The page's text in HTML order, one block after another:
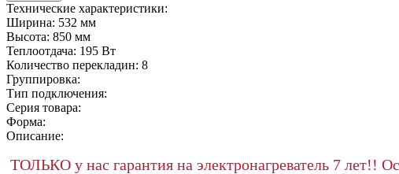
Технические характеристики:
Ширина: 532 мм
Высота: 850 мм
Теплоотдача: 195 Вт
Количество перекладин: 8
Группировка:
Тип подключения:
Серия товара:
Форма:
Описание:
ТОЛЬКО у нас гарантия на электронагреватель 7 лет!!